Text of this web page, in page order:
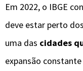
Em 2022, o IBGE
deve estar perto
uma das cidades
expansão